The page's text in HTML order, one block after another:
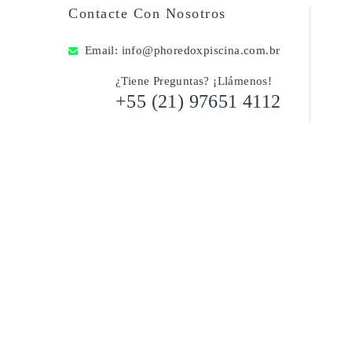
Contacte Con Nosotros
Email: info@phoredoxpiscina.com.br
¿Tiene Preguntas? ¡Llámenos!
+55 (21) 97651 4112